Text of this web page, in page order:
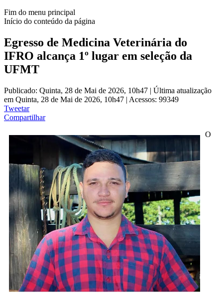
Fim do menu principal
Início do conteúdo da página
Egresso de Medicina Veterinária do
IFRO alcança 1º lugar em seleção da
UFMT
Publicado: Quinta, 28 de Mai de 2026, 10h47 | Última atualização
em Quinta, 28 de Mai de 2026, 10h47 | Acessos: 99349
Tweetar
Compartilhar
O